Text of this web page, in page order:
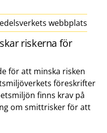
webbplats
riskerna för
för att minska risken
föreskrifter
finns krav på
om smittrisker för att